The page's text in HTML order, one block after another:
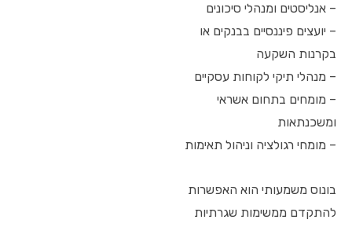
– אנליסטים ומנהלי סיכונים
– יועצים פיננסיים בבנקים או
בקרנות השקעה
– מנהלי תיקי לקוחות עסקיים
– מומחים בתחום אשראי
ומשכנתאות
– מומחי רגולציה וניהול תאימות
בונוס משמעותי הוא האפשרות
להתקדם ממשימות שגרתיות